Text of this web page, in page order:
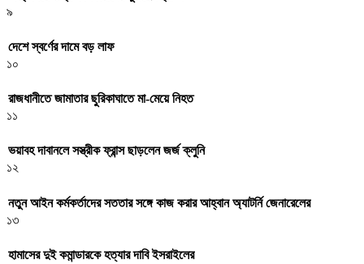
৯
দেশে স্বর্ণের দামে বড় লাফ
১০
রাজধানীতে জামাতার ছুরিকাঘাতে মা-মেয়ে নিহত
১১
ভয়াবহ দাবানলে সস্ত্রীক ফ্রান্স ছাড়লেন জর্জ ক্লুনি
১২
নতুন আইন কর্মকর্তাদের সততার সঙ্গে কাজ করার আহ্বান অ্যাটর্নি জেনারেলের
১৩
হামাসের দুই কমান্ডারকে হত্যার দাবি ইসরাইলের